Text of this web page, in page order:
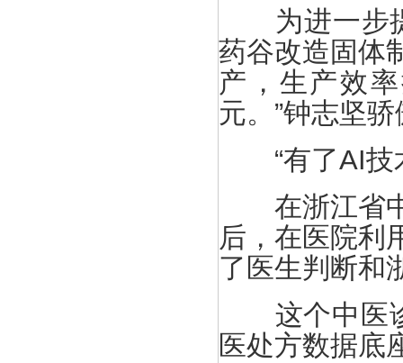
为进一步提
药谷改造固体
产，生产效
元。”钟志坚
“有了AI技术
在浙江省中
后，在医院利
了医生判断和
这个中医诊
医处方数据底